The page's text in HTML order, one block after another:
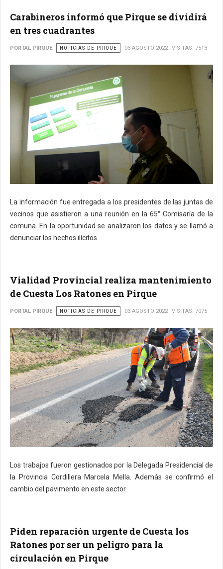
Carabineros informó que Pirque se dividirá
en tres cuadrantes
PORTAL PIRQUE NOTICIAS DE PIRQUE 03 AGOSTO 2022 VISITAS: 7513
La información fue entregada a los presidentes de las juntas de
vecinos que asistieron a una reunión en la 65° Comisaría de la
comuna. En la oportunidad se analizaron los datos y se llamó a
denunciar los hechos ilícitos.
Vialidad Provincial realiza mantenimiento
de Cuesta Los Ratones en Pirque
PORTAL PIRQUE NOTICIAS DE PIRQUE 03 AGOSTO 2022 VISITAS: 7075
Los trabajos fueron gestionados por la Delegada Presidencial de
la Provincia Cordillera Marcela Mella. Además se confirmó el
cambio del pavimento en este sector.
Piden reparación urgente de Cuesta los
Ratones por ser un peligro para la
circulación en Pirque